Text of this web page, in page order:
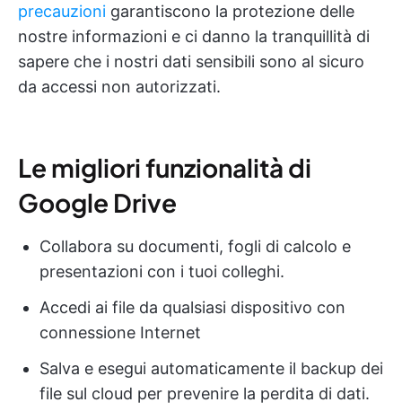
precauzioni garantiscono la protezione delle
nostre informazioni e ci danno la tranquillità di
sapere che i nostri dati sensibili sono al sicuro
da accessi non autorizzati.
Le migliori funzionalità di
Google Drive
Collabora su documenti, fogli di calcolo e
presentazioni con i tuoi colleghi.
Accedi ai file da qualsiasi dispositivo con
connessione Internet
Salva e esegui automaticamente il backup dei
file sul cloud per prevenire la perdita di dati.